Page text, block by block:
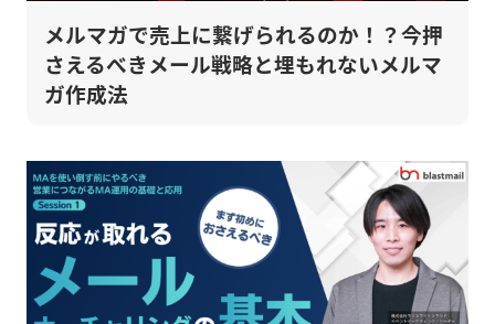
メルマガで売上に繋げられるのか！？今押
さえるべきメール戦略と埋もれないメルマ
ガ作成法